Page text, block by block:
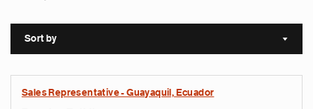
Sort by Sort
Sales Representative - Guayaquil, Ecuador